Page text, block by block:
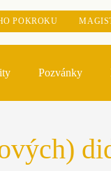
POKROKU
Pozvánky